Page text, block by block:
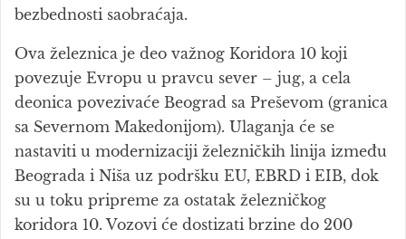
bezbednosti saobraćaja.
Ova železnica je deo važnog Koridora 10 koji
povezuje Evropu u pravcu sever – jug, a cela
deonica povezivaće Beograd sa Preševom (granica
sa Severnom Makedonijom). Ulaganja će se
nastaviti u modernizaciji železničkih linija između
Beograda i Niša uz podršku EU, EBRD i EIB, dok
su u toku pripreme za ostatak železničkog
koridora 10. Vozovi će dostizati brzine do 200